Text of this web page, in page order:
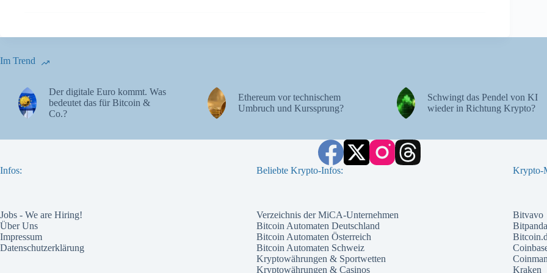
Im Trend
Der digitale Euro kommt. Was
bedeutet das für Bitcoin &
Co.?
Ethereum vor technischem
Umbruch und Kurssprung?
Schwingt das Pendel von KI
wieder in Richtung Krypto?
Infos:
Jobs - We are Hiring!
Über Uns
Impressum
Datenschutzerklärung
Beliebte Krypto-Infos:
Verzeichnis der MiCA-Unternehmen
Bitcoin Automaten Deutschland
Bitcoin Automaten Österreich
Bitcoin Automaten Schweiz
Kryptowährungen & Sportwetten
Kryptowährungen & Casinos
Krypto-
Bitvavo
Bitpanda
Kraken